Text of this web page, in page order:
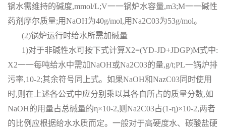
锅水需维持的碱度,mmol/L;V一一锅炉水容量,m3;M一一碱性
药剂摩尔质量;用NaOH为40g/mol,用Na2C03为53g/mol。
(2)锅炉运行时给水所需加碱量
1)对于非碱性水可按下式计算X2=(YD-JD+JDGP)M式中:
X2一一每吨给水中需加NaOH或Na2C03的量,g/t;PL一锅炉排
污率,10-2;其余符号同上式。如果NaOH和NazC03同时使用
时,则在上述各公式中应分别乘以其各自所占的质量分数,如
NaOH的用量占总碱量的η×10-2,则Na2C03占(1-η)×10-2,两者
的比例应根据给水水质而定。一般对于高硬度水、碳酸盐硬